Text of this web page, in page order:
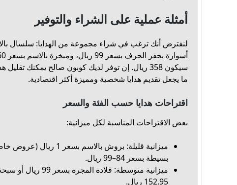
أمثلة عملية على الشراء والتوفير
سيكون 358 ريال. إن توفر لديك كوبون صالح يمكنك
ما يجعل تقديم هدايا شخصية ومميزة أكثر اقتصادية.
اقتراحات هدايا حسب الفئة والسعر
بعض الاقتراحات المناسبة لكل ميزانية:
ميزانية قليلة: بروش بالاسم بسعر
بسيطة بسعر 84–99 ريال.
ميزانية متوسطة: قلادة
152.95 ريال.